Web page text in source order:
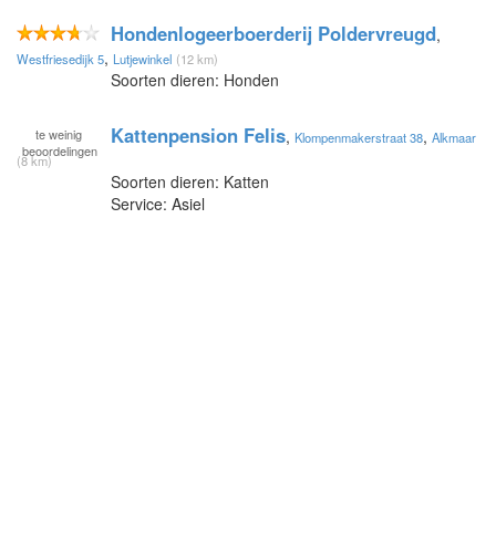
Hondenlogeerboerderij Poldervreugd,
Westfriesedijk 5, Lutjewinkel (12 km)
Soorten dieren: Honden
te weinig
beoordelingen
Kattenpension Felis, Klompenmakerstraat 38, Alkmaar
(8 km)
Soorten dieren: Katten
Service: Asiel